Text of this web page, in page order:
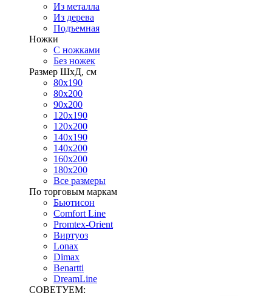
Из металла
Из дерева
Подъемная
Ножки
С ножками
Без ножек
Размер ШхД, см
80х190
80х200
90х200
120х190
120х200
140х190
140х200
160х200
180х200
Все размеры
По торговым маркам
Бьютисон
Comfort Line
Promtex-Orient
Виртуоз
Lonax
Dimax
Benartti
DreamLine
СОВЕТУЕМ: